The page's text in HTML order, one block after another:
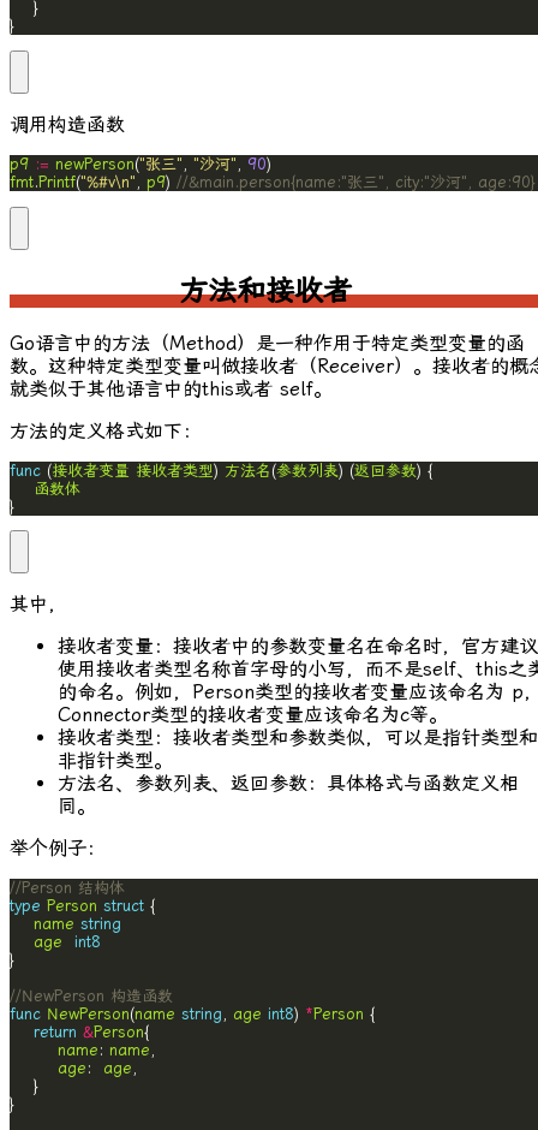
}
调用构造函数
p9 := newPerson("张三" "沙河" 90
fmt.Printf("%#v\n" p9) //&main.person{name:"张三", city:"沙河", age:90}
方法和接收者
Go语言中的方法（Method）
是一种作用于特定类型变量的函
数。这种特定类型变量叫做接收者（Receiver） 。接收者的概
就类似于其他语言中的this或者 self。
方法的定义格式如下：
func (接收者变量 接收者类型) 方法名 (参数列表) (返回参数
函数体
}
其中，
接收者变量：接收者中的参数变量名在命名时，官方建议
使用接收者类型名称首字母的小写，而不是self、 this之
的命名。例如， Person类型的接收者变量应该命名为 p
Connector类型的接收者变量应该命名为c等。
接收者类型：接收者类型和参数类似，可以是指针类型和
非指针类型。
方法名、参数列表、返回参数：具体格式与函数定义相
同。
举个例子：
//Person 结构体
type Person struct
name string
age
int8
//NewPerson 构造函数
func NewPerson(name string , age int8) *Person
return &Person
name : name
age : age